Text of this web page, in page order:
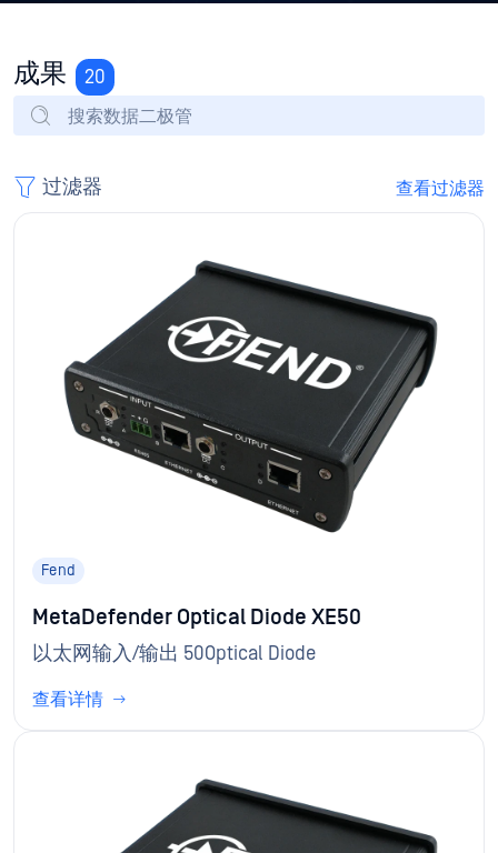
成果 20
过滤器 查看过滤器
Fend
MetaDefender Optical Diode XE50
以太网输入/输出 50Optical Diode
查看详情